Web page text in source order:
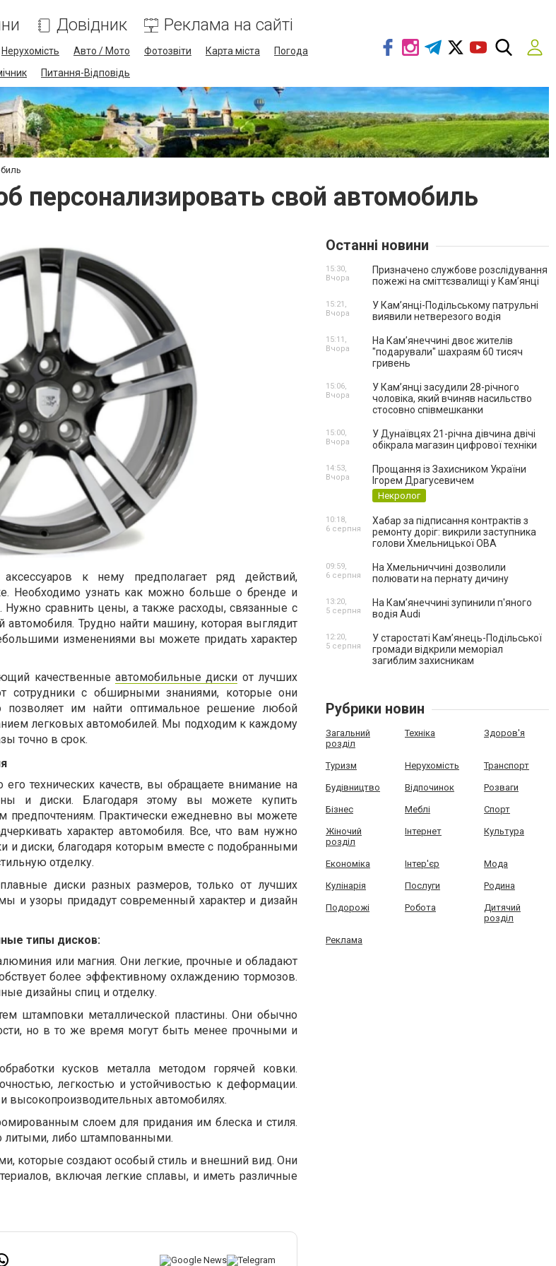
Довідник Реклама на сайті
Нерухомість Авто / Мото Фотозвіти Карта міста
Погода
Питання-Відповідь
персонализировать свой автомобиль
к нему предполагает ряд действий,
Необходимо узнать как можно больше о бренде и
сравнить цены, а также расходы, связанные с
Трудно найти машину, которая выглядит
изменениями вы можете придать характер
качественные автомобильные диски от лучших
сотрудники с обширными знаниями, которые они
позволяет им найти оптимальное решение любой
легковых автомобилей. Мы подходим к каждому
точно в срок.
технических качеств, вы обращаете внимание на
и диски. Благодаря этому вы можете купить
предпочтениям. Практически ежедневно вы можете
характер автомобиля. Все, что вам нужно
и диски, благодаря которым вместе с подобранными
отделку.
диски разных размеров, только от лучших
и узоры придадут современный характер и дизайн
типы дисков:
или магния. Они легкие, прочные и обладают
более эффективному охлаждению тормозов.
дизайны спиц и отделку.
штамповки металлической пластины. Они обычно
но в то же время могут быть менее прочными и
кусков металла методом горячей ковки.
легкостью и устойчивостью к деформации.
высокопроизводительных автомобилях.
слоем для придания им блеска и стиля.
литыми, либо штампованными.
которые создают особый стиль и внешний вид. Они
включая легкие сплавы, и иметь различные
Останні новини
Призначено службове розслідування
пожежі на сміттєзвалищі у Кам’янці
15:30,
Вчора
У Кам’янці-Подільському патрульні
виявили нетверезого водія
15:21,
Вчора
На Камʼянеччині двоє жителів
"подарували" шахраям 60 тисяч
гривень
15:11,
Вчора
У Камʼянці засудили 28-річного
чоловіка, який вчиняв насильство
стосовно співмешканки
15:06,
Вчора
У Дунаївцях 21-річна дівчина двічі
обікрала магазин цифрової техніки
15:00,
Вчора
Прощання із Захисником України
Ігорем Драгусевичем
Некролог
14:53,
Вчора
Хабар за підписання контрактів з
ремонту доріг: викрили заступника
голови Хмельницької ОВА
10:18,
6 серпня
На Хмельниччині дозволили
полювати на пернату дичину
09:59,
6 серпня
На Камʼянеччині зупинили п'яного
водія Audi
13:20,
5 серпня
У старостаті Кам’янець-Подільської
громади відкрили меморіал
загиблим захисникам
12:20,
5 серпня
Рубрики новин
Загальний
розділ
Техніка Здоров'я
Туризм Нерухомість Транспорт
Будівництво Відпочинок Розваги
Бізнес Меблі Спорт
Жіночий
розділ
Інтернет Культура
Економіка Інтер'єр Мода
Кулінарія Послуги Родина
Подорожі Робота
Дитячий
розділ
Реклама